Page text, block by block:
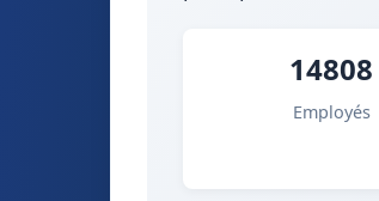
14808
Employés